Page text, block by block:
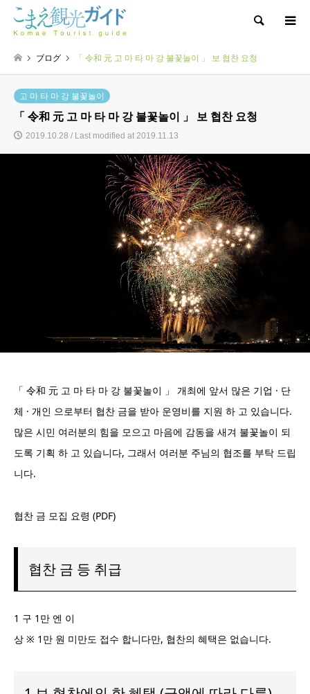
Search
ブログ 「 令和 元 고 마 타 마 강 불꽃놀이 」 보 협찬 요청
고 마 타 마 강 불꽃놀이
「 令和 元 고 마 타 마 강 불꽃놀이 」 보 협찬 요청
2019.10.28 / Last modified at 2019.11.13
「 令和 元 고 마 타 마 강 불꽃놀이 」 개최에 앞서 많은 기업 · 단
체 · 개인 으로부터 협찬 금을 받아 운영비를 지원 하 고 있습니다.
많은 시민 여러분의 힘을 모으고 마음에 감동을 새겨 불꽃놀이 되
도록 기획 하 고 있습니다, 그래서 여러분 주님의 협조를 부탁 드립
니다.
협찬 금 모집 요령 (PDF)
협찬 금 등 취급
1 구 1만 엔 이
상 ※ 1만 원 미만도 접수 합니다만, 협찬의 혜택은 없습니다.